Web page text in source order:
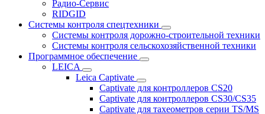
Радио-Сервис
RIDGID
Системы контроля спецтехники
Системы контроля дорожно-строительной техники
Системы контроля сельскохозяйственной техники
Программное обеспечение
LEICA
Leica Captivate
Captivate для контроллеров CS20
Captivate для контроллеров CS30/CS35
Captivate для тахеометров серии TS/MS